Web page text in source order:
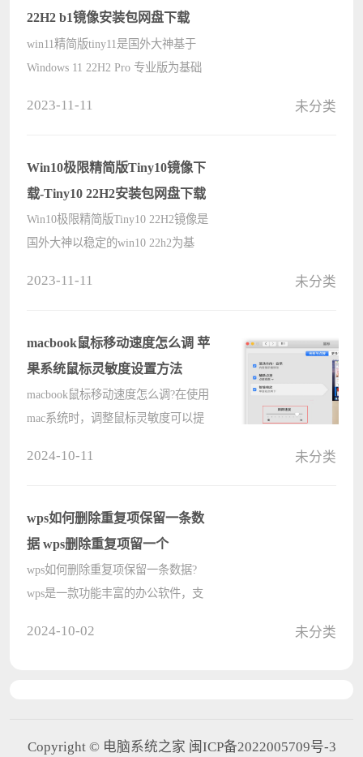
22H2 b1镜像安装包网盘下载
win11精简版tiny11是国外大神基于
Windows 11 22H2 Pro 专业版为基础
面、Windows 终端、Microsoft Store
????
2023-11-11 未分类
Win10极限精简版Tiny10镜像下
载-Tiny10 22H2安装包网盘下载
Win10极限精简版Tiny10 22H2镜像是
国外大神以稳定的win10 22h2为基
得更加轻量小巧快速，最大的特点是
保留????
2023-11-11 未分类
macbook鼠标移动速度怎么调 苹
果系统鼠标灵敏度设置方法
macbook鼠标移动速度怎么调?在使用
mac系统时，调整鼠标灵敏度可以提
在哪里设置鼠标，下面就来看看苹果
系统????
2024-10-11 未分类
wps如何删除重复项保留一条数
据 wps删除重复项留一个
wps如何删除重复项保留一条数据?
wps是一款功能丰富的办公软件，支
2024-10-02 未分类
Copyright © 电脑系统之家 闽ICP备2022005709号-3